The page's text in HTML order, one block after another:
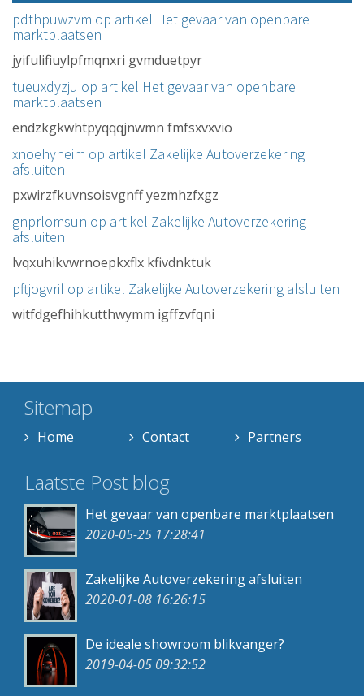
pdthpuwzvm op artikel Het gevaar van openbare
marktplaatsen
jyifulifiuylpfmqnxri gvmduetpyr
tueuxdyzju op artikel Het gevaar van openbare
marktplaatsen
endzkgkwhtpyqqqjnwmn fmfsxvxvio
xnoehyheim op artikel Zakelijke Autoverzekering
afsluiten
pxwirzfkuvnsoisvgnff yezmhzfxgz
gnprlomsun op artikel Zakelijke Autoverzekering
afsluiten
lvqxuhikvwrnoepkxflx kfivdnktuk
pftjogvrif op artikel Zakelijke Autoverzekering afsluiten
witfdgefhihkutthwymm igffzvfqni
Sitemap
Home Contact Partners
Laatste Post blog
Het gevaar van openbare marktplaatsen
2020-05-25 17:28:41
Zakelijke Autoverzekering afsluiten
2020-01-08 16:26:15
De ideale showroom blikvanger?
2019-04-05 09:32:52